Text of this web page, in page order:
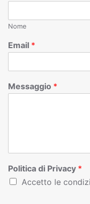
Nome
Email *
Messaggio *
Politica di Privacy *
Accetto le